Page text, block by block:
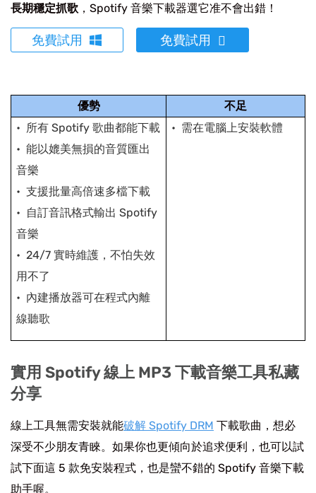
長期穩定抓歌 ，Spotify 音樂下載器選它准不會出錯！
免費試用 免費試用
優勢
不足
所有 Spotify 歌曲都能下載
能以媲美無損的音質匯出
音樂
支援批量高倍速多檔下載
自訂音訊格式輸出 Spotify
音樂
24/7 實時維護，不怕失效
用不了
內建播放器可在程式內離
線聽歌
需在電腦上安裝軟體
實用 Spotify 線上 MP3 下載音樂工具私藏
分享
線上工具無需安裝就能破解 Spotify DRM 下載歌曲，想必
深受不少朋友青睞。如果你也更傾向於追求便利，也可以試
試下面這 5 款免安裝程式，也是蠻不錯的 Spotify 音樂下載
助手喔。